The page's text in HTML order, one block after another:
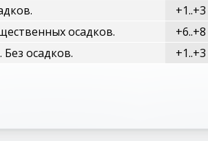
+1..+3
осадков. +6..+8
осадков. +1..+3